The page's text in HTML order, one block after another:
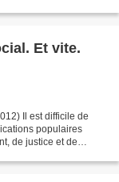
Et vite.
Il est difficile de
populaires
de justice et de